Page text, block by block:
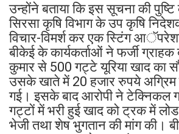
उन्होंने बताया कि इस सूचना की
सिरसा कृषि विभाग के उप कृषि
विचार-विमर्श कर एक स्टिंग
बीकेई के कार्यकर्ताओं ने फर्जी
कुमार से 500 गट्टे यूरिया खाद का
उसके खाते में 20 हजार रुपये अग्रिम
गई। इसके बाद आरोपी ने टेक्निकल
गट्टों में भरी हुई खाद को ट्रक में
भेजी तथा शेष भुगतान की मांग की।